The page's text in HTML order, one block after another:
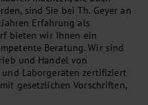
sind Sie bei Th. Geyer an
Erfahrung als
bieten wir Ihnen ein
Beratung. Wir sind
und Handel von
und Laborgeräten zertifiziert
gesetzlichen Vorschriften,